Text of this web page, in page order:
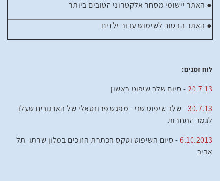
● האתר יישומי מסחר אלקטרוני הטובים ביותר
● האתר הבטוח לשימוש עבור ילדים
לוח זמנים:
20.7.13- סיום שלב שיפוט ראשון
30.7.13- שלב שיפוט שני - מפגש פרונטאלי של הארגונים שעלו
לגמר התחרות
6.10.2013 - סיום השיפוט וטקס הכתרת הזוכים במלון שרתון תל
אביב